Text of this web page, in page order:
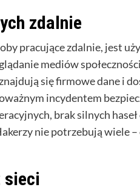
zdalnie
pracujące zdalnie, jest
mediów
się firmowe dane i
incydentem
brak silnych
nie potrzebują wiele
sieci